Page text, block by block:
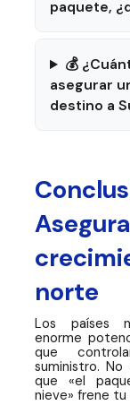
paquete,
💰
asegurar
destino a
norte
Los países
enorme
que
suministro.
que «el
nieve» frene tu